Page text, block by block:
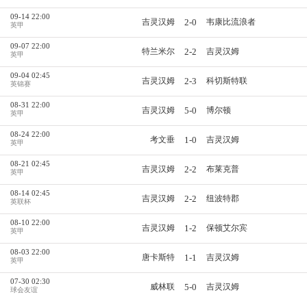
09-14 22:00
英甲 吉灵汉姆 2-0 韦康比流浪者
09-07 22:00
英甲 特兰米尔 2-2 吉灵汉姆
09-04 02:45
英锦赛 吉灵汉姆 2-3 科切斯特联
08-31 22:00
英甲 吉灵汉姆 5-0 博尔顿
08-24 22:00
英甲 考文垂 1-0 吉灵汉姆
08-21 02:45
英甲 吉灵汉姆 2-2 布莱克普
08-14 02:45
英联杯 吉灵汉姆 2-2 纽波特郡
08-10 22:00
英甲 吉灵汉姆 1-2 保顿艾尔宾
08-03 22:00
英甲 唐卡斯特 1-1 吉灵汉姆
07-30 02:30
球会友谊 威林联 5-0 吉灵汉姆